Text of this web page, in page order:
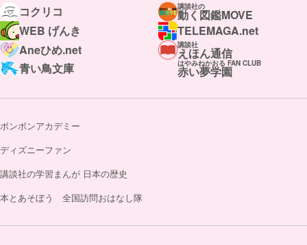
コクリコ
講談社の
動く図鑑MOVE
WEB げんき
TELEMAGA.net
Aneひめ.net
講談社
えほん通信
青い鳥文庫
はやみねかおる FAN CLUB
赤い夢学園
ボンボンアカデミー
ディズニーファン
講談社の学習まんが 日本の歴史
本とあそぼう 全国訪問おはなし隊